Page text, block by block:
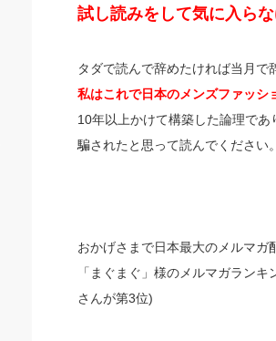
試し読みをして気に入ら
タダで読んで辞めたければ当月
私はこれで日本のメンズファッシ
10年以上かけて構築した論理であ
騙されたと思って読んでください。
おかげさまで日本最大のメルマガ
「まぐまぐ」様のメルマガランキ
さんが第3位)